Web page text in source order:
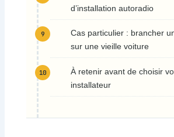
d’installation autoradio
Cas particulier : brancher
sur une vieille voiture
À retenir avant de choisir
installateur